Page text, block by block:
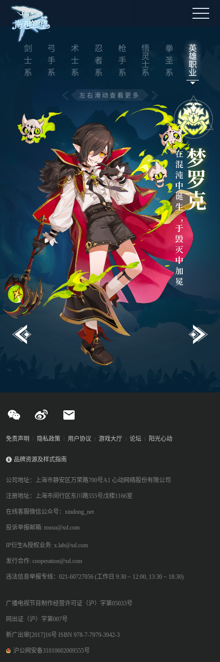
官网首页
游戏资料
冒险旅程
仙境社区
礼包码兑换
免责声明 隐私政策 用户协议 游戏大厅 论坛 阳光心动
品牌资源及样式指南
公司地址：上海市静安区万荣路700号A1 心动网络股份有限公司
注册地址：上海市闵行区东川路555号戊楼1166室
在线客服微信公众号：xindong_net
投诉举报邮箱: tousu@xd.com
IP衍生&授权业务: x.lab@xd.com
发行合作: cooperation@xd.com
违法信息举报专线：021-60727056 (工作日 9:30 ~ 12:00, 13:30 ~ 18:30)
广播电视节目制作经营许可证（沪）字第05033号
网出证（沪）字第007号
新广出审[2017]16号 ISBN 978-7-7979-3942-3
沪公网安备31010602009555号